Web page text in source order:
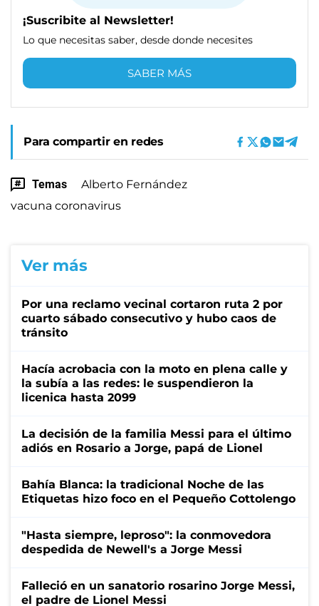
¡Suscribite al Newsletter!
Lo que necesitas saber, desde donde necesites
SABER MÁS
Para compartir en redes
Temas
Alberto Fernández
vacuna coronavirus
Ver más
Por una reclamo vecinal cortaron ruta 2 por
cuarto sábado consecutivo y hubo caos de
tránsito
Hacía acrobacia con la moto en plena calle y
la subía a las redes: le suspendieron la
licenica hasta 2099
La decisión de la familia Messi para el último
adiós en Rosario a Jorge, papá de Lionel
Bahía Blanca: la tradicional Noche de las
Etiquetas hizo foco en el Pequeño Cottolengo
"Hasta siempre, leproso": la conmovedora
despedida de Newell's a Jorge Messi
Falleció en un sanatorio rosarino Jorge Messi,
el padre de Lionel Messi